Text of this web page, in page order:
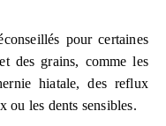
pour certaines
des grains, comme les
hiatale, des reflux
ou les dents sensibles.